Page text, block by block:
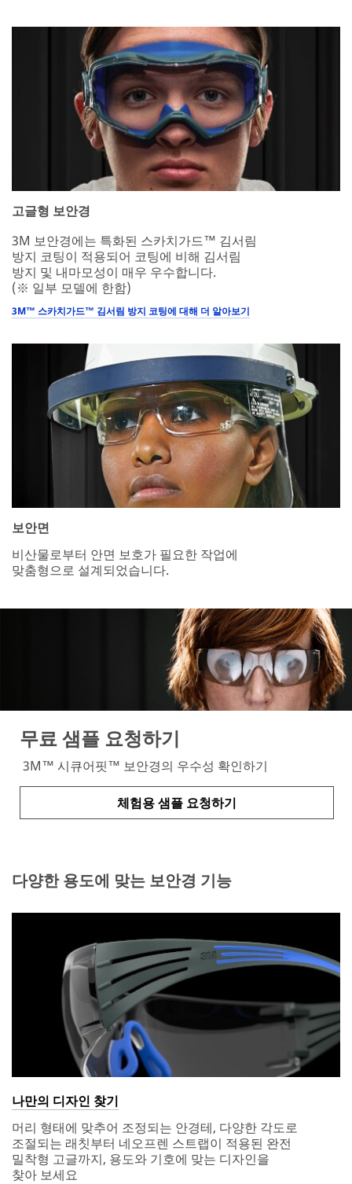
고글형 보안경
3M 보안경에는 특화된 스카치가드™ 김서림
방지 코팅이 적용되어 코팅에 비해 김서림
방지 및 내마모성이 매우 우수합니다.
(※ 일부 모델에 한함)
3M™ 스카치가드™ 김서림 방지 코팅에 대해 더 알아보기
보안면
비산물로부터 안면 보호가 필요한 작업에
맞춤형으로 설계되었습니다.
무료 샘플 요청하기
3M™ 시큐어핏™ 보안경의 우수성 확인하기
체험용 샘플 요청하기
다양한 용도에 맞는 보안경 기능
나만의 디자인 찾기
머리 형태에 맞추어 조정되는 안경테, 다양한 각도로
조절되는 래칫부터 네오프렌 스트랩이 적용된 완전
밀착형 고글까지, 용도와 기호에 맞는 디자인을
찾아 보세요